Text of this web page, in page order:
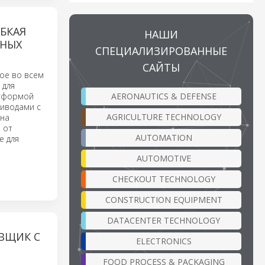
во всем
с
от
для
С
НАШИ
СПЕЦИАЛИЗИРОВАННЫЕ
САЙТЫ
AERONAUTICS & DEFENSE
AGRICULTURE TECHNOLOGY
AUTOMATION
AUTOMOTIVE
CHECKOUT TECHNOLOGY
CONSTRUCTION EQUIPMENT
DATACENTER TECHNOLOGY
ELECTRONICS
FOOD PROCESS & PACKAGING